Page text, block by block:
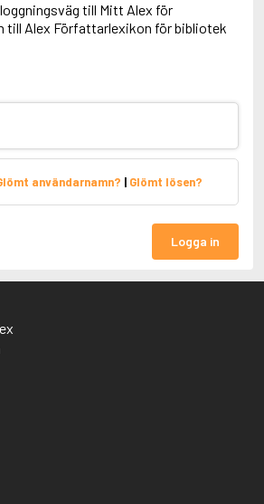
till Mitt Alex för
till Alex Författarlexikon för bibliotek
användarnamn? | Glömt lösen?
Logga in